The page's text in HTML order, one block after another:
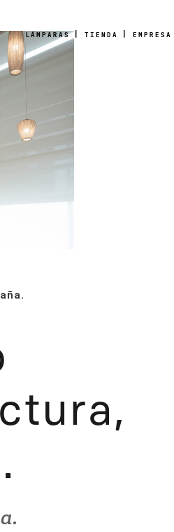
LÁMPARAS TIENDA EMPRESA